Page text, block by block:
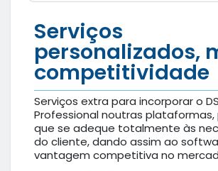
Serviços
personalizados,
competitividade
Serviços extra para incorporar o
Professional noutras
que se adeque totalmente às
do cliente, dando assim ao
vantagem competitiva no